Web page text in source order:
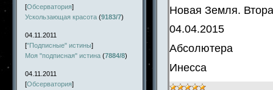
[Обсерватория]
Ускользающая красота (9183/7)
04.11.2011
["Подписные" истины]
Моя "подписная" истина (7884/8)
04.11.2011
[Обсерватория]
Новая Земля.
04.04.2015
Абсолютера
Инесса